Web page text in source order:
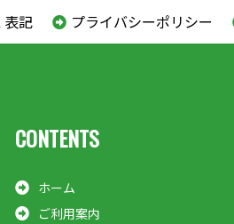
表記 プライバシーポリシー
CONTENTS
ホーム
ご利用案内